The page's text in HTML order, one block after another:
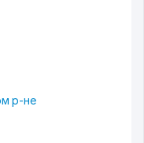
р-не